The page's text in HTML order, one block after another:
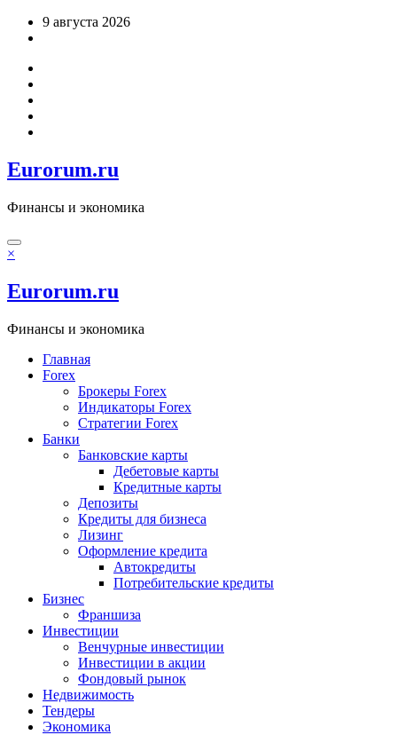
Перейти9 августа 2026
Eurorum.ru
Финансы и экономика
×
Eurorum.ru
Финансы и экономика
Главная
Forex
Брокеры Forex
Индикаторы Forex
Стратегии Forex
Банки
Банковские карты
Дебетовые карты
Кредитные карты
Депозиты
Кредиты для бизнеса
Лизинг
Оформление кредита
Автокредиты
Потребительские кредиты
Бизнес
Франшиза
Инвестиции
Венчурные инвестиции
Инвестиции в акции
Фондовый рынок
Недвижимость
Тендеры
Экономика